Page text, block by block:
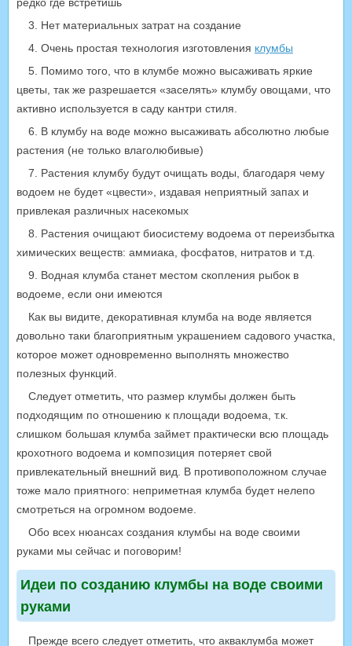
3. Нет материальных затрат на создание
4. Очень простая технология изготовления клумбы
5. Помимо того, что в клумбе можно высаживать яркие
цветы, так же разрешается «заселять» клумбу овощами, что
активно используется в саду кантри стиля.
6. В клумбу на воде можно высаживать абсолютно любые
растения (не только влаголюбивые)
7. Растения клумбу будут очищать воды, благодаря чему
водоем не будет «цвести», издавая неприятный запах и
привлекая различных насекомых
8. Растения очищают биосистему водоема от переизбытка
химических веществ: аммиака, фосфатов, нитратов и т.д.
9. Водная клумба станет местом скопления рыбок в
водоеме, если они имеются
Как вы видите, декоративная клумба на воде является
довольно таки благоприятным украшением садового участка,
которое может одновременно выполнять множество
полезных функций.
Следует отметить, что размер клумбы должен быть
подходящим по отношению к площади водоема, т.к.
слишком большая клумба займет практически всю площадь
крохотного водоема и композиция потеряет свой
привлекательный внешний вид. В противоположном случае
тоже мало приятного: неприметная клумба будет нелепо
смотреться на огромном водоеме.
Обо всех нюансах создания клумбы на воде своими
руками мы сейчас и поговорим!
Идеи по созданию клумбы на воде своими
руками
Прежде всего следует отметить, что акваклумба может